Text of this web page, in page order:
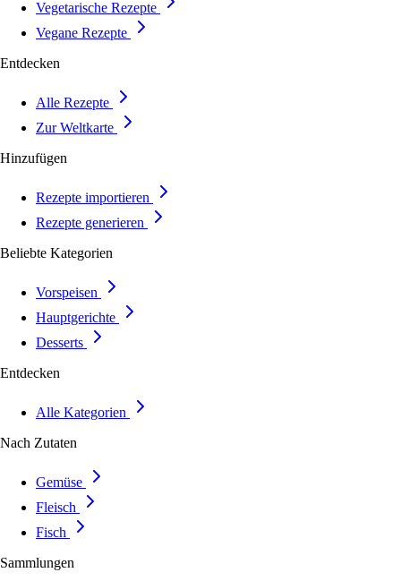
Vegetarische Rezepte
Vegane Rezepte
Entdecken
Alle Rezepte
Zur Weltkarte
Hinzufügen
Rezepte importieren
Rezepte generieren
Beliebte Kategorien
Vorspeisen
Hauptgerichte
Desserts
Entdecken
Alle Kategorien
Nach Zutaten
Gemüse
Fleisch
Fisch
Sammlungen